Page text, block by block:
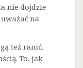
nie dojdzie
na
też ranić.
To, jak